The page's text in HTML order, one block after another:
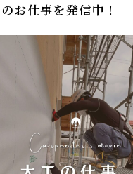
お仕事を発信中！